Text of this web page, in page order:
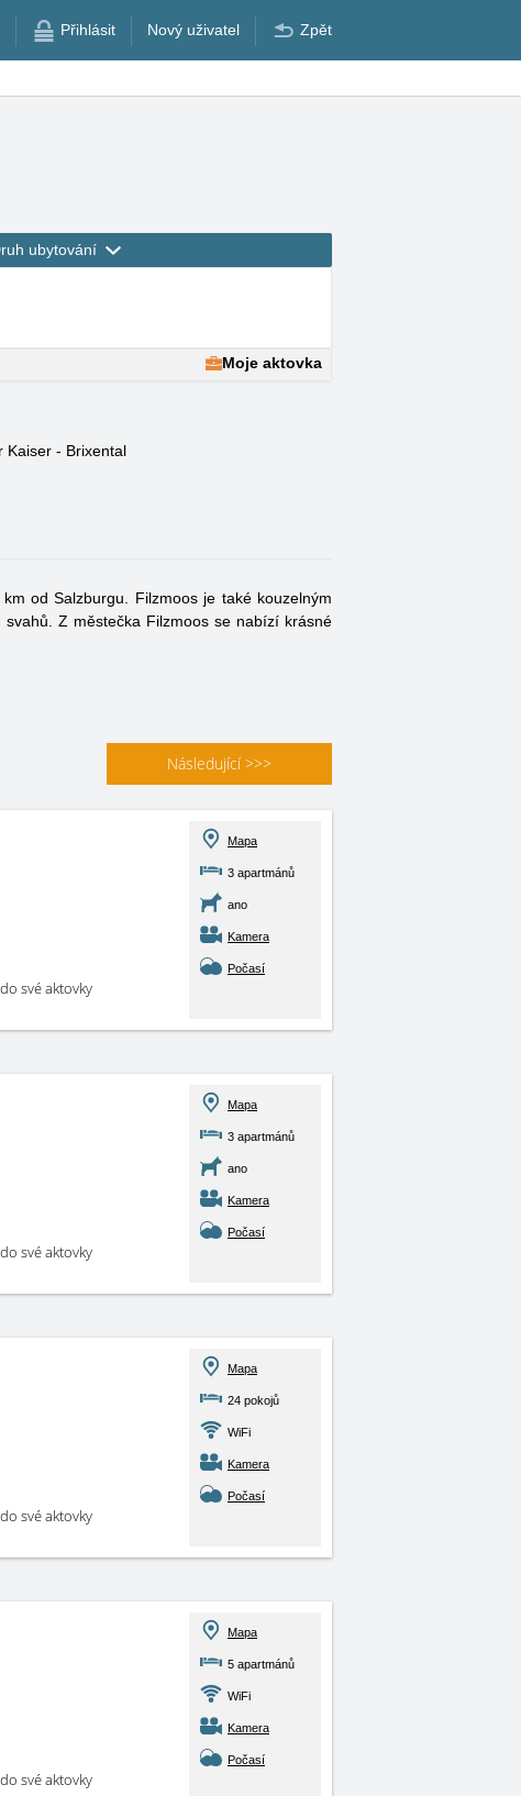
Přihlásit Nový uživatel Zpět
ubytování
Moje aktovka
Kaiser - Brixental
od Salzburgu. Filzmoos je také kouzelným
Z městečka Filzmoos se nabízí krásné
Následující>>>
své aktovky
Mapa
3 apartmánů
ano
Kamera
Počasí
své aktovky
Mapa
3 apartmánů
ano
Kamera
Počasí
své aktovky
Mapa
24 pokojů
WiFi
Kamera
Počasí
své aktovky
Mapa
5 apartmánů
WiFi
Kamera
Počasí